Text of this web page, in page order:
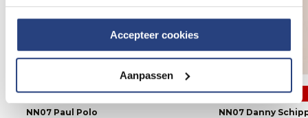
Accepteer cookies
Aanpassen
NN07 Paul Polo
50% korting
NN07 Danny